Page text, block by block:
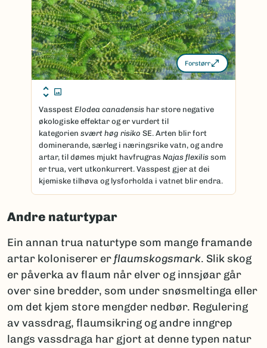
Forstørr
Vasspest Elodea canadensis har store negative
økologiske effektar og er vurdert til
kategorien svært høg risiko SE. Arten blir fort
dominerande, særleg i næringsrike vatn, og andre
artar, til dømes mjukt havfrugras Najas flexilis som
er trua, vert utkonkurrert. Vasspest gjer at dei
kjemiske tilhøva og lysforholda i vatnet blir endra.
Andre naturtypar
Ein annan trua naturtype som mange framande
artar koloniserer er flaumskogsmark. Slik skog
er påverka av flaum når elver og innsjøar går
over sine bredder, som under snøsmeltinga eller
om det kjem store mengder nedbør. Regulering
av vassdrag, flaumsikring og andre inngrep
langs vassdraga har gjort at denne typen natur